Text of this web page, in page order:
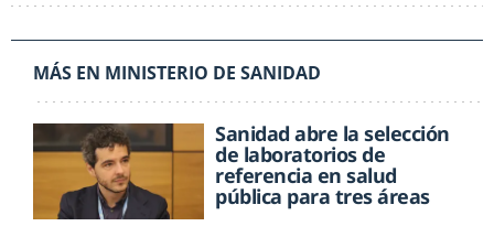
MÁS EN MINISTERIO DE SANIDAD
Sanidad abre la selección
de laboratorios de
referencia en salud
pública para tres áreas